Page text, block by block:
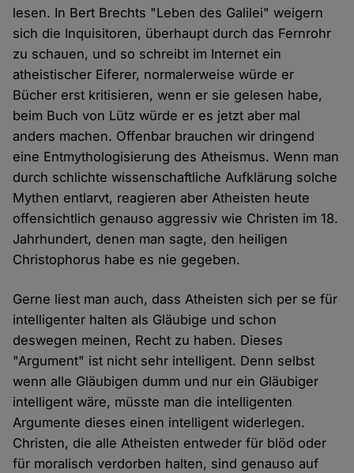
lesen. In Bert Brechts "Leben des Galilei" weigern
sich die Inquisitoren, überhaupt durch das Fernrohr
zu schauen, und so schreibt im Internet ein
atheistischer Eiferer, normalerweise würde er
Bücher erst kritisieren, wenn er sie gelesen habe,
beim Buch von Lütz würde er es jetzt aber mal
anders machen. Offenbar brauchen wir dringend
eine Entmythologisierung des Atheismus. Wenn man
durch schlichte wissenschaftliche Aufklärung solche
Mythen entlarvt, reagieren aber Atheisten heute
offensichtlich genauso aggressiv wie Christen im 18.
Jahrhundert, denen man sagte, den heiligen
Christophorus habe es nie gegeben.
Gerne liest man auch, dass Atheisten sich per se für
intelligenter halten als Gläubige und schon
deswegen meinen, Recht zu haben. Dieses
"Argument" ist nicht sehr intelligent. Denn selbst
wenn alle Gläubigen dumm und nur ein Gläubiger
intelligent wäre, müsste man die intelligenten
Argumente dieses einen intelligent widerlegen.
Christen, die alle Atheisten entweder für blöd oder
für moralisch verdorben halten, sind genauso auf